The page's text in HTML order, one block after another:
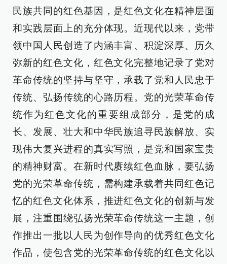
民族共同的红色基因，是红色文化在精神层面
和实践层面上的充分体现。近现代以来，党带
领中国人民创造了内涵丰富、积淀深厚、历久
弥新的红色文化，红色文化完整地记录了党对
革命传统的坚持与坚守，承载了党和人民忠于
传统、弘扬传统的心路历程。党的光荣革命传
统作为红色文化的重要组成部分，是党的成
长、发展、壮大和中华民族追寻民族解放、实
现伟大复兴进程的真实写照，是党和国家宝贵
的精神财富。在新时代赓续红色血脉，要弘扬
党的光荣革命传统，需构建承载着共同红色记
忆的红色文化体系，推进红色文化的创新与发
展，注重围绕弘扬光荣革命传统这一主题，创
作推出一批以人民为创作导向的优秀红色文化
作品，使包含党的光荣革命传统的红色文化以